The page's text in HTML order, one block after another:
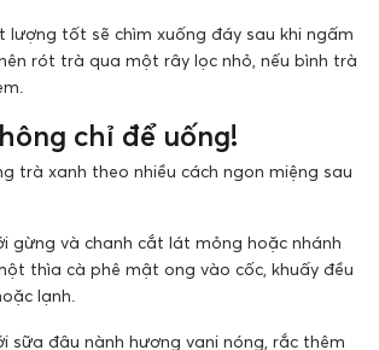
lượng tốt sẽ chìm xuống đáy sau khi ngấm
rót trà qua một rây lọc nhỏ, nếu bình trà
chỉ để uống!
trà xanh theo nhiều cách ngon miệng sau
gừng và chanh cắt lát mỏng hoặc nhánh
thìa cà phê mật ong vào cốc, khuấy đều
lạnh.
sữa đậu nành hương vani nóng, rắc thêm